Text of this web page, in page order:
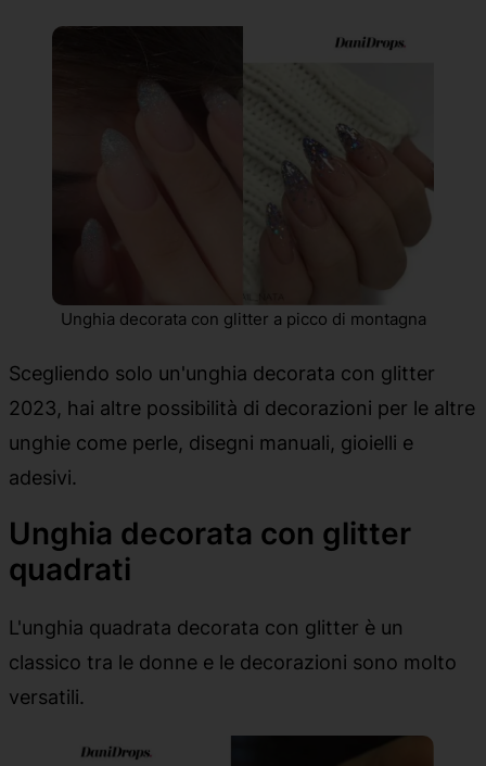
Unghia decorata con glitter a picco di montagna
Scegliendo solo un'unghia decorata con glitter
2023, hai altre possibilità di decorazioni per le altre
unghie come perle, disegni manuali, gioielli e
adesivi.
Unghia decorata con glitter
quadrati
L'unghia quadrata decorata con glitter è un
classico tra le donne e le decorazioni sono molto
versatili.